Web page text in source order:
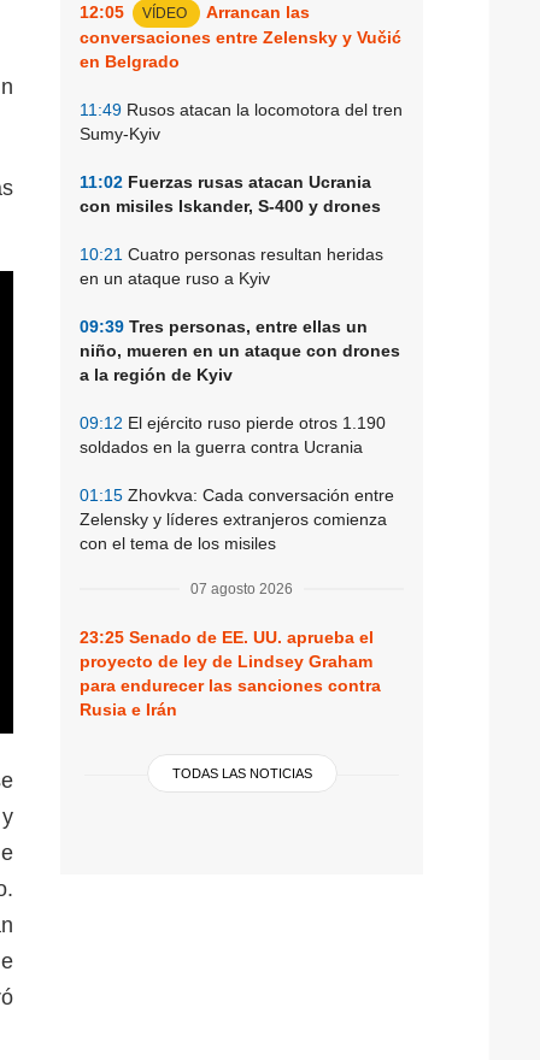
12:05 VÍDEO
Arrancan las
conversaciones entre Zelensky y Vučić
en Belgrado
11:49 Rusos atacan la locomotora del tren
Sumy-Kyiv
11:02 Fuerzas rusas atacan Ucrania
con misiles Iskander, S-400 y drones
10:21 Cuatro personas resultan heridas
en un ataque ruso a Kyiv
09:39 Tres personas, entre ellas un
niño, mueren en un ataque con drones
a la región de Kyiv
09:12 El ejército ruso pierde otros 1.190
soldados en la guerra contra Ucrania
01:15 Zhovkva: Cada conversación entre
Zelensky y líderes extranjeros comienza
con el tema de los misiles
07 agosto 2026
23:25 Senado de EE. UU. aprueba el
proyecto de ley de Lindsey Graham
para endurecer las sanciones contra
Rusia e Irán
TODAS LAS NOTICIAS